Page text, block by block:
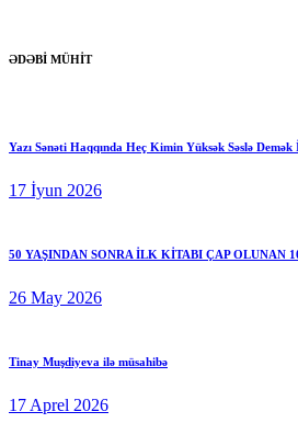
ƏDƏBİ MÜHİT
Yazı Sənəti Haqqında Heç Kimin Yüksək Səslə
17 İyun 2026
50 YAŞINDAN SONRA İLK KİTABI ÇAP OLUNAN
26 May 2026
Tinay Muşdiyeva ilə müsahibə
17 Aprel 2026